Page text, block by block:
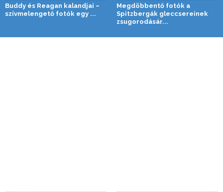
Buddy és Reagan kalandjai –
szívmelengető fotók egy ...
Megdöbbentő fotók a
Spitzbergák gleccsereinek
zsugorodásár...